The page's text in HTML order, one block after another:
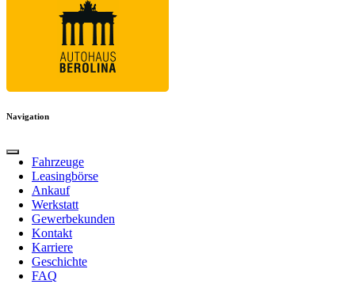
Navigation
Fahrzeuge
Leasingbörse
Ankauf
Werkstatt
Gewerbekunden
Kontakt
Karriere
Geschichte
FAQ